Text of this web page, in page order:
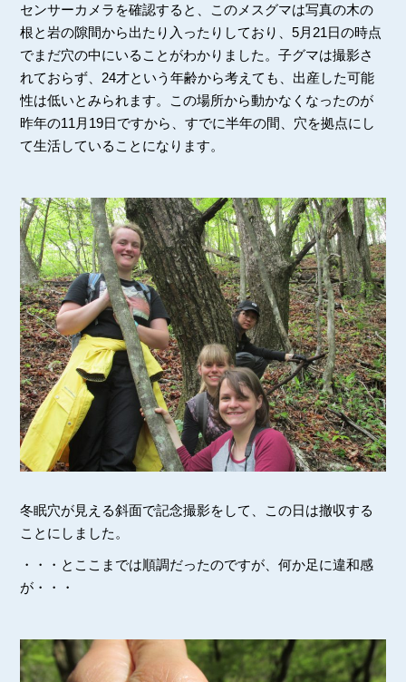
センサーカメラを確認すると、このメスグマは写真の木の
根と岩の隙間から出たり入ったりしており、5月21日の時点
でまだ穴の中にいることがわかりました。子グマは撮影さ
れておらず、24才という年齢から考えても、出産した可能
性は低いとみられます。この場所から動かなくなったのが
昨年の11月19日ですから、すでに半年の間、穴を拠点にし
て生活していることになります。
冬眠穴が見える斜面で記念撮影をして、この日は撤収する
ことにしました。
・・・とここまでは順調だったのですが、何か足に違和感
が・・・